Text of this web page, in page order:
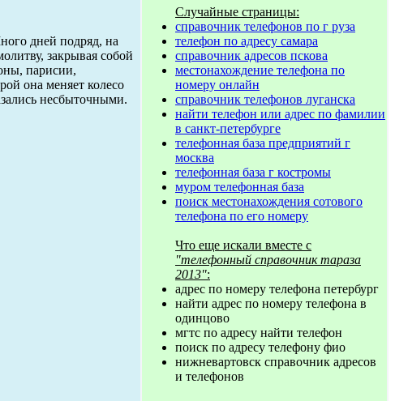
дней подряд, на
закрывая собой
парисии,
она меняет колесо
несбыточными.
Случайные страницы:
справочник телефонов по г руза
телефон по адресу самара
справочник адресов пскова
местонахождение телефона по
номеру онлайн
справочник телефонов луганска
найти телефон или адрес по фамилии
в санкт-петербурге
телефонная база предприятий г
москва
телефонная база г костромы
муром телефонная база
поиск местонахождения сотового
телефона по его номеру
Что еще искали вместе с
"телефонный справочник тараза
2013":
адрес по номеру телефона петербург
найти адрес по номеру телефона в
одинцово
мгтс по адресу найти телефон
поиск по адресу телефону фио
нижневартовск справочник адресов
и телефонов